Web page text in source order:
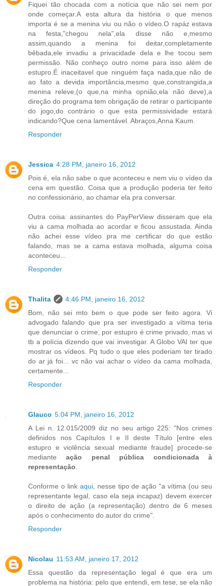
Fiquei tão chocada com a notícia que não sei nem por
onde começar.A esta altura da história o que menos
importa é se a menina viu ou não o vídeo.O rapáz estava
na festa,"chegou nela",ela disse não e,mesmo
assim,quando a menina foi deitar,completamente
bêbada,ele invadiu a privacidade dela e lhe tocou sem
permissão. Não conheço outro nome para isso além de
estupro.É inaceitavel que ninguém faça nada,que não de
ao fato a devida importância,mesmo que,constrangida,a
menina releve,(o que,na minha opnião,ela não deve),a
direção do programa tem obrigação de retirar o participante
do jogo,do contrário o que esta permissividade estará
indicando?Que cena lamentável. Abraços,Anna Kaum.
Responder
Jessica 4:28 PM, janeiro 16, 2012
Pois é, ela não sabe o que aconteceu e nem viu o vídeo da
cena em questão. Coisa que a produção poderia ter feito
no confessionário, ao chamar ela pra conversar.
Outra coisa: assinantes do PayPerView disseram que ela
viu a cama molhada ao acordar e ficou assustada. Ainda
não achei esse vídeo pra me certificar do que estão
falando, mas se a cama estava molhada, alguma coisa
aconteceu...
Responder
Thalita
4:46 PM, janeiro 16, 2012
Bom, não sei mto bem o que pode ser feito agora. Vi
advogado falando que pra ser investigado a vítima teria
que denunciar o crime, por estupro é crime privado, mas vi
tb a polícia dizendo que vai investigar. A Globo VAI ter que
mostrar os vídeos. Pq tudo o que eles poderiam ter tirado
do ar já foi... vc não vai achar o vídeo da cama molhada,
certamente...
Responder
Glauco 5:04 PM, janeiro 16, 2012
A Lei n. 12.015/2009 diz no seu artigo 225: "Nos crimes
definidos nos Capítulos I e II deste Título [entre eles
estupro e violência sexual mediante fraude] procede-se
medianteação penal pública condicionada à
representação
Conforme o link aqui, nesse tipo de ação "a vítima (ou seu
representante legal, caso ela seja incapaz) devem exercer
o direito de ação (a representação) dentro de 6 meses
após o conhecimento do autor do crime".
Responder
Nicolau 11:53 AM, janeiro 17, 2012
Essa questão da representação legal é que era um
problema na história: pelo que entendi, em tese, se ela não